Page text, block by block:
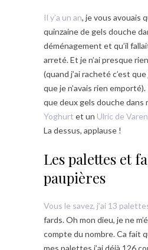
Il y’a un an, je vous avouais
quinzaine de gels douche
déménagement et qu’il
arreté. Et je n’ai presque
(quand j’ai racheté c’est
que je n’avais rien
que deux gels douche dans
Yoghurt et un Ulric de
La dessus, applause !
Les palettes et
paupières
Vous le savez, j’ai 13
fards. Oh mon dieu, je ne
compte du nombre. Ca fait